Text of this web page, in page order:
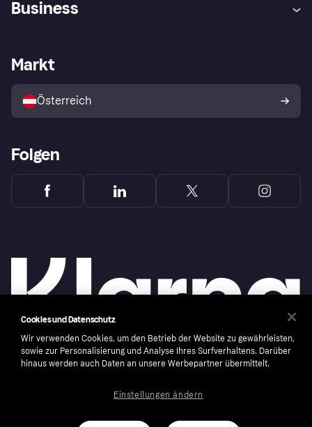
Shops entdecken
Business
Händlerportal
Markt
Österreich
Folgen
Copyright © 2005-2026 Klarna Bank AB (publ). Headquarters: Stockholm, Sweden. All
Cookies und Datenschutz
Wir verwenden Cookies, um den Betrieb der Website zu gewährleisten,
sowie zur Personalisierung und Analyse Ihres Surfverhaltens. Darüber
hinaus werden auch Daten an unsere Werbepartner übermittelt.
Einstellungen ändern